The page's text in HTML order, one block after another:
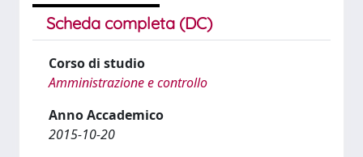
Scheda completa (DC)
Corso di studio
Amministrazione e controllo
Anno Accademico
2015-10-20